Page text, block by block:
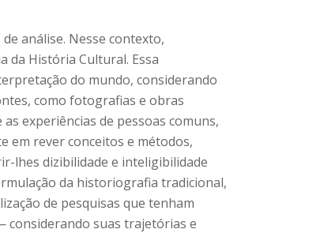
análise. Nesse contexto,
da História Cultural. Essa
do mundo, considerando
como fotografias e obras
experiências de pessoas comuns,
em rever conceitos e métodos,
lhes dizibilidade e inteligibilidade
da historiografia tradicional,
de pesquisas que tenham
considerando suas trajetórias e